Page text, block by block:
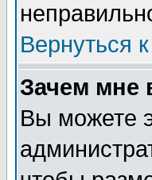
Вернуться
Зачем мне
Вы можете